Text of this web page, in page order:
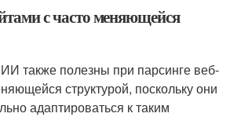
с часто меняющейся
также полезны при парсинге веб-
структурой, поскольку они
адаптироваться к таким